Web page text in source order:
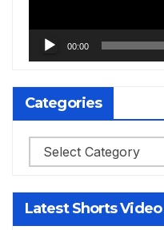
00:00
Categories
Categories
Latest Shorts Video